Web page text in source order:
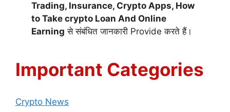
Trading, Insurance, Crypto Apps, How
to Take crypto Loan And Online
Earning से संबंधित जानकारी Provide करते हैं।
Important Categories
Crypto News